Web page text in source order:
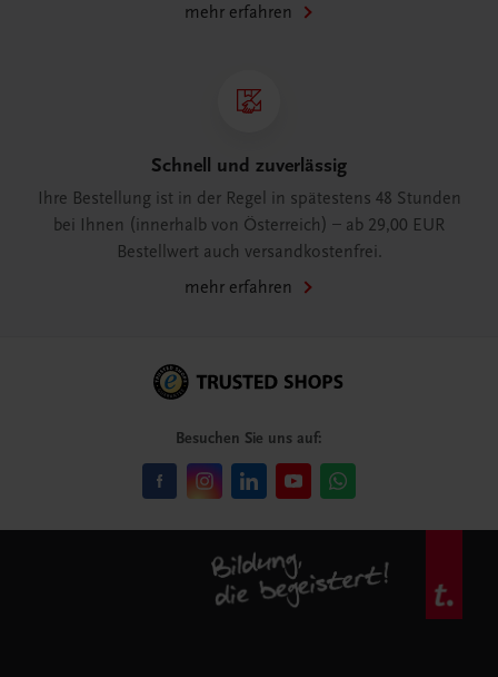
mehr erfahren
Schnell und zuverlässig
Ihre Bestellung ist in der Regel in spätestens 48 Stunden
bei Ihnen (innerhalb von Österreich) – ab 29,00 EUR
Bestellwert auch versandkostenfrei.
mehr erfahren
Besuchen Sie uns auf: